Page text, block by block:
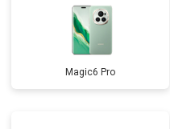
Magic6 Pro